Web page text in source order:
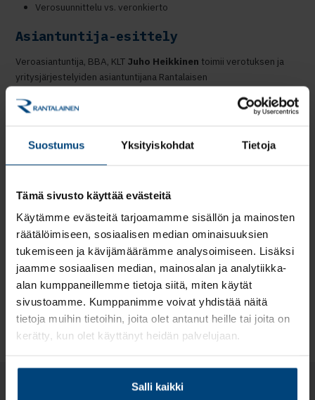
Suostumus Yksityiskohdat Tietoja
Tämä sivusto käyttää evästeitä
Käytämme evästeitä tarjoamamme sisällön ja mainosten
räätälöimiseen, sosiaalisen median ominaisuuksien
tukemiseen ja kävijämäärämme analysoimiseen. Lisäksi
jaamme sosiaalisen median, mainosalan ja analytiikka-
alan kumppaneillemme tietoja siitä, miten käytät
sivustoamme. Kumppanimme voivat yhdistää näitä
tietoja muihin tietoihin, joita olet antanut heille tai joita on
kerätty, kun olet käyttänyt heidän palvelujaan.
Salli kaikki
Verosuunnittelu vs. veronkierto
Asiantuntija-esittely
Veroasiantuntija, BBA, KLT Juho Heikkinen toimii verotuksen ja
yritysjärjestelyiden asiantuntijana Rantalaisen
yhtiömuotojen verotuksesta ja kirjanpidon erityiskysymyksistä.
Annalatoimii kirjanpidon ja verotuksen asiantuntijana Rantalaisen
asiantuntijapalveluissa. Aleksilla on yli 10 vuoden työkokemus eri
Katso tallenne
Uutiset ja tapahtumat
Uutiset ja tapahtumat